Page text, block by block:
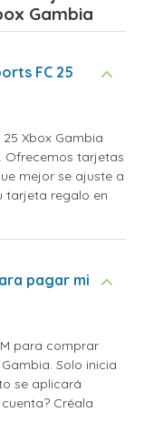
Gambia
FC 25
Xbox Gambia
Ofrecemos tarjetas
mejor se ajuste a
tarjeta regalo en
pagar mi
para comprar
Solo inicia
se aplicará
Créala